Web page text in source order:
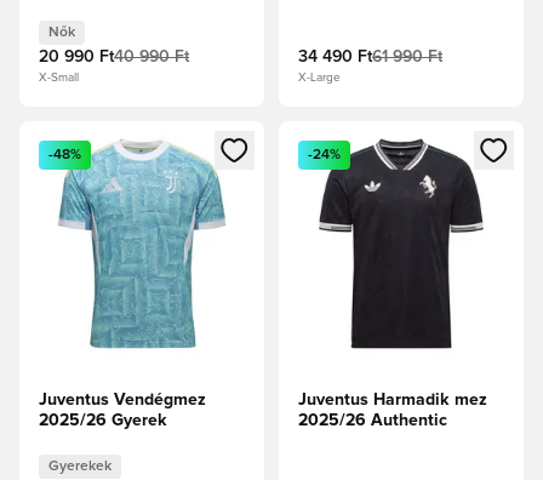
Nők
20 990 Ft40 990 Ft
X-Small
34 490 Ft61 990 Ft
X-Large
Megnyit egy modált a bejelentkezéshez vagy a tagként
-48%
Juventus Vendégmez
2025/26 Gyerek
Gyerekek
Megnyit egy modált a
-24%
Juventus Harmadik mez
2025/26 Authentic